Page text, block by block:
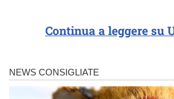
Continua a leggere su